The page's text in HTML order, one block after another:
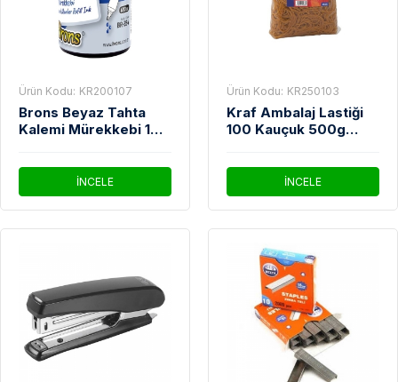
Ürün Kodu: KR200107
Brons Beyaz Tahta
Kalemi Mürekkebi 100
İNCELE
Ürün Kodu: KR250103
Kraf Ambalaj Lastiği
100 Kauçuk 500g
İNCELE